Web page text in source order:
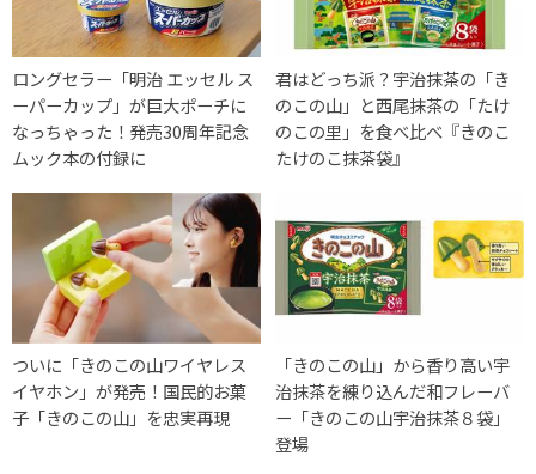
ロングセラー「明治 エッセル ス
ーパーカップ」が巨大ポーチに
なっちゃった！発売30周年記念
ムック本の付録に
君はどっち派？宇治抹茶の「き
のこの山」と西尾抹茶の「たけ
のこの里」を食べ比べ『きのこ
たけのこ抹茶袋』
ついに「きのこの山ワイヤレス
イヤホン」が発売！国民的お菓
子「きのこの山」を忠実再現
「きのこの山」から香り高い宇
治抹茶を練り込んだ和フレーバ
ー「きのこの山宇治抹茶８袋」
登場